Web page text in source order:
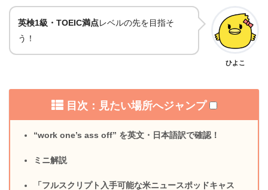
英検1級・TOEIC満点レベルの先を目指そ
う！
ひよこ
目次：見たい場所へジャンプ
“work one’s ass off” を英文・日本語訳で確認！
ミニ解説
「フルスクリプト入手可能な米ニュースポッドキャス